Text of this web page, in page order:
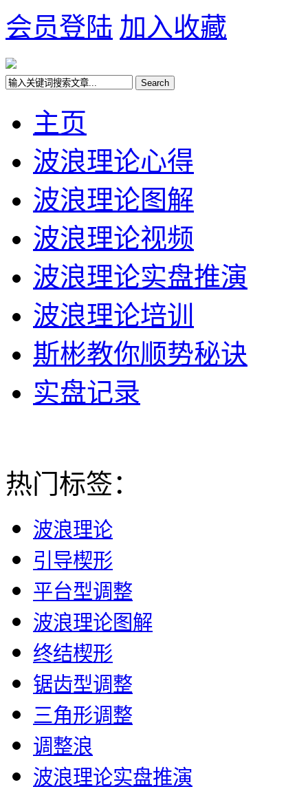
会员登陆 加入收藏
主页
波浪理论心得
波浪理论图解
波浪理论视频
波浪理论实盘推演
波浪理论培训
斯彬教你顺势秘诀
实盘记录
热门标签：
波浪理论
引导楔形
平台型调整
波浪理论图解
终结楔形
锯齿型调整
三角形调整
调整浪
波浪理论实盘推演